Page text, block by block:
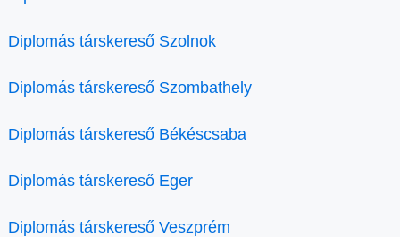
Diplomás társkereső Szolnok
Diplomás társkereső Szombathely
Diplomás társkereső Békéscsaba
Diplomás társkereső Eger
Diplomás társkereső Veszprém